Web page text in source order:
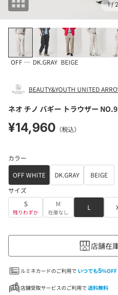
1/
OFF WHITEDK.GRAY BEIGE
BEAUTY&YOUTH UNITED
ネオ チノ バギー トラウザー NO.9
¥14,960 （税込）
カラー
OFF WHITE
DK.GRAY
BEIGE
サイズ
S
残りわずか
M
在庫なし
L
店舗在
ルミネカードのご利用で いつでも5%OFF
店舗受取サービスのご利用で 送料無料